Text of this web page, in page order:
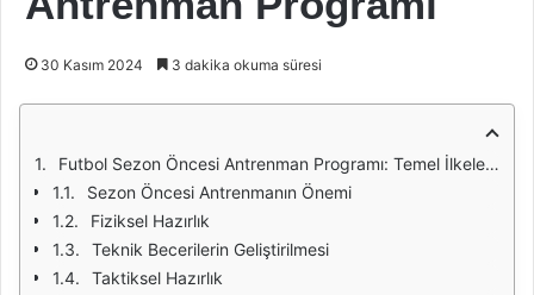
30 Kasım 2024 3 dakika okuma süresi
Futbol Sezon Öncesi Antrenman Programı: Temel İlkeler ve Uygulamalar
Sezon Öncesi Antrenmanın Önemi
Fiziksel Hazırlık
Teknik Becerilerin Geliştirilmesi
Taktiksel Hazırlık